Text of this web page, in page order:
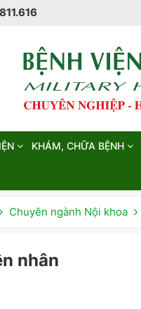
KHÁM, CHỮA BỆNH
Chuyên ngành Nội khoa
nhân